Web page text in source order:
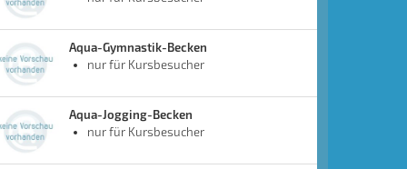
Aqua-Gymnastik-Becken
nur für Kursbesucher
Aqua-Jogging-Becken
nur für Kursbesucher